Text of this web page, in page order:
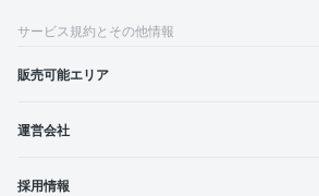
サービス規約とその他情報
販売可能エリア
運営会社
採用情報